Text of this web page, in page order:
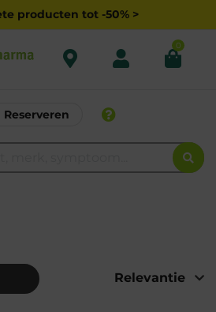
producten tot -50% >
0
Reserveren